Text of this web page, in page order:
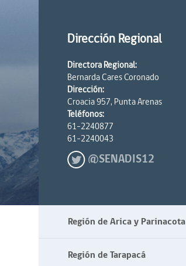
Dirección Regional
Directora Regional:
Bernarda Cares Coronado
Dirección:
Croacia 957, Punta Arenas
Teléfonos:
61-2240877
61-2240043
@SENADIS12
Región de Arica y Parinacota
Región de Tarapacá